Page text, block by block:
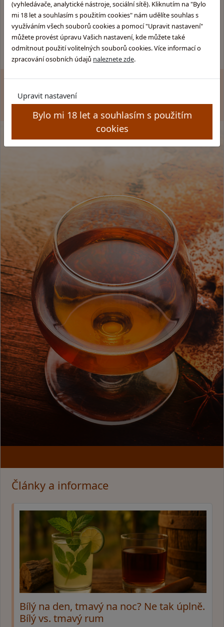
(vyhledávače, analytické nástroje, sociální sítě). Kliknutím na "Bylo
mi 18 let a souhlasím s použitím cookies" nám udělíte souhlas s
využíváním všech souborů cookies a pomocí "Upravit nastavení"
můžete provést úpravu Vašich nastavení, kde můžete také
odmítnout použití volitelných souborů cookies. Více informací o
zpracování osobních údajů naleznete zde.
Upravit nastavení
Bylo mi 18 let a souhlasím s použitím
cookies
Obchodní podmínky
Ochrana osobních údajů
Kamenný obchod
Pravidla soutěže
Rumy.cz
Brandy.cz
Pozitek.cz
© GLENTYNO s.r.o. Všechna práva vyhrazena. All rights
reserved.
Články a informace
Bílý na den, tmavý na noc? Ne tak úplně.
Bílý vs. tmavý rum